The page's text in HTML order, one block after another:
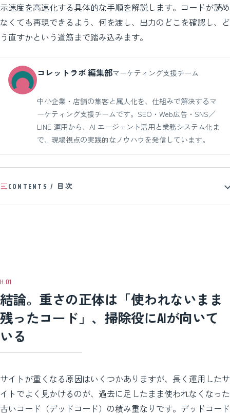
示速度を高速化する具体的な手順を解説します。コードが読め
なくても再現できるよう、何を渡し、出力のどこを確認し、ど
う直すかという道筋まで踏み込みます。
コレットラボ 編集部マーケティング支援チーム
中小企業・店舗の集客と属人化を、仕組みで解決するマ
ーケティング支援チームです。SEO・Web広告・SNS／
LINE 運用から、AI エージェント活用と業務システム化ま
で、現場視点の実践的なノウハウを発信しています。
CONTENTS / 目次
結論。重さの正体は「使われないまま
残ったコード」、掃除役にAIが向いて
いる
サイトが重くなる原因はいくつかありますが、長く運用したサ
イトでよく見かけるのが、過去に足したまま使われなくなった
古いコード（デッドコード）の積み重なりです。デッドコード